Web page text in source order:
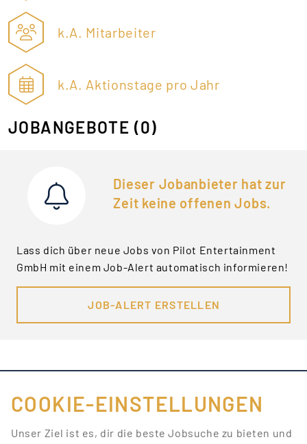
k.A. Mitarbeiter
k.A. Aktionstage pro Jahr
JOBANGEBOTE (0)
Dieser Jobanbieter hat zur
Zeit keine offenen Jobs.
Lass dich über neue Jobs von Pilot Entertainment
GmbH mit einem Job-Alert automatisch informieren!
JOB-ALERT ERSTELLEN
FÜR JOBANBIETER
COOKIE-EINSTELLUNGEN
Unser Ziel ist es, dir die beste Jobsuche zu bieten und